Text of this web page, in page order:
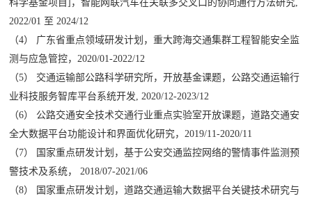
科学基金项目] ，智能网联汽车在关联多交叉口的协同通行方法研究,
2022/01 至 2024/12
（4）
广东省重点领域研发计划，重大跨海交通集群工程智能安全监
测与应急管控，2020/01-2022/12
（5）
交通运输部公路科学研究所，开放基金课题，公路交通运输行
业科技服务智库平台系统开发, 2020/12-2023/12
（6）
公路交通安全技术交通行业重点实验室开放课题，道路交通安
全大数据平台功能设计和界面优化研究，2019/11-2020/11
（7）
国家重点研发计划，基于公安交通监控网络的警情事件监测预
警技术及系统，
2018/07-2021/06
（8）
国家重点研发计划，道路交通运输大数据平台关键技术研究与